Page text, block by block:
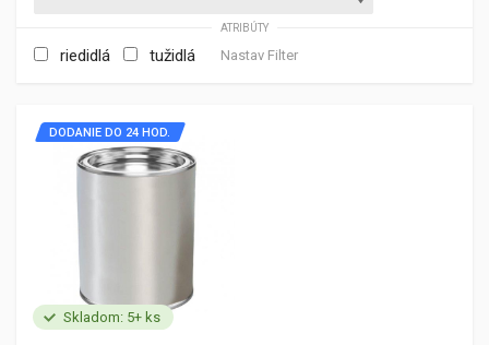
ATRIBÚTY
riedidlá tužidlá Nastav Filter
Skladom: 5+ ks
DODANIE DO 24 HOD.